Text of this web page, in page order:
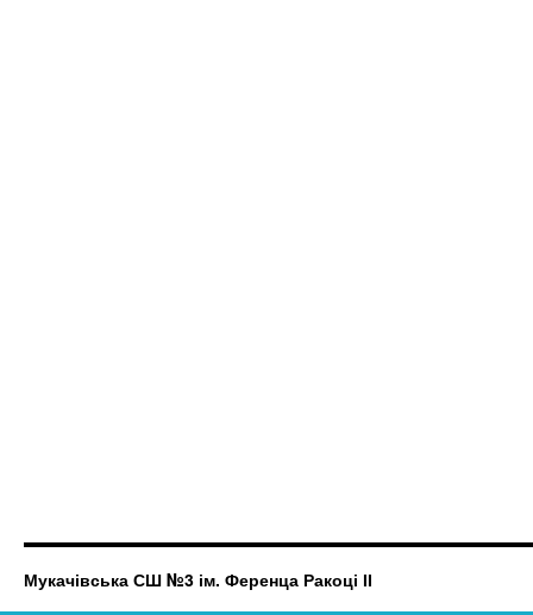
Мукачівська СШ №3 ім. Ференца Ракоці ІІ